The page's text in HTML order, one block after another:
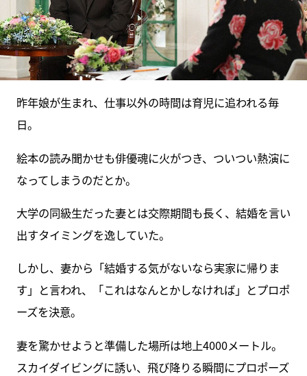
昨年娘が生まれ、仕事以外の時間は育児に追われる毎
日。
絵本の読み聞かせも俳優魂に火がつき、ついつい熱演に
なってしまうのだとか。
大学の同級生だった妻とは交際期間も長く、結婚を言い
出すタイミングを逸していた。
しかし、妻から「結婚する気がないなら実家に帰りま
す」と言われ、「これはなんとかしなければ」とプロポ
ーズを決意。
妻を驚かせようと準備した場所は地上4000メートル。
スカイダイビングに誘い、飛び降りる瞬間にプロポーズ